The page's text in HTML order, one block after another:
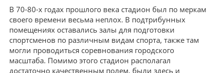
В 70-80-х годах прошлого века стадион был по меркам
своего времени весьма неплох. В подтрибунных
помещениях оставались залы для подготовки
спортсменов по различным видам спорта, также там
могли проводиться соревнования городского
масштаба. Помимо этого стадион располагал
достаточно качественным полем, были здесь и